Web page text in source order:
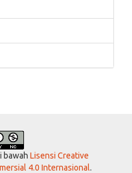
bawah Lisensi Creative
4.0 Internasional.